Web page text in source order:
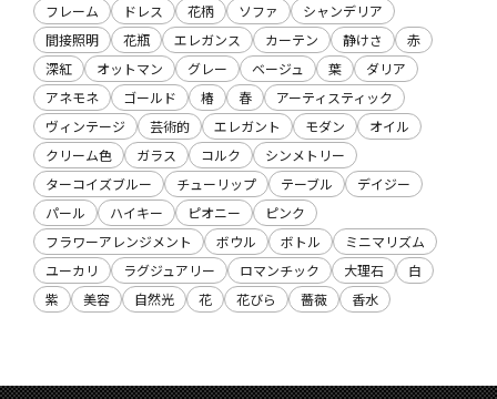
フレーム
ドレス 花柄 ソファ
シャンデリア
間接照明
花瓶 エレガンス カーテン 静けさ
赤
深紅
オットマン グレー ベージュ 葉
ダリア
アネモネ
ゴールド 椿 春
アーティスティック
ヴィンテージ
芸術的 エレガント モダン
オイル
クリーム色
ガラス コルク
シンメトリー
ターコイズブルー
チューリップ テーブル
デイジー
パール
ハイキー ピオニー
ピンク
フラワーアレンジメント
ボウル ボトル
ミニマリズム
ユーカリ
ラグジュアリー ロマンチック 大理石
白
紫
美容 自然光 花 花びら 薔薇 香水